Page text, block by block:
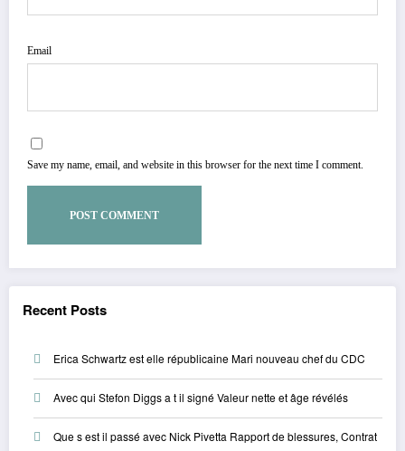
Email
Save my name, email, and website in this browser for the next time I comment.
Recent Posts
Erica Schwartz est elle républicaine Mari nouveau chef du CDC
Avec qui Stefon Diggs a t il signé Valeur nette et âge révélés
Que s est il passé avec Nick Pivetta Rapport de blessures, Contrat